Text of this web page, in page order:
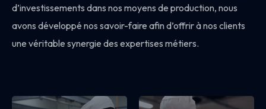
d’investissements dans nos moyens de production, nous
avons développé nos savoir-faire afin d’offrir à nos clients
une véritable synergie des expertises métiers.